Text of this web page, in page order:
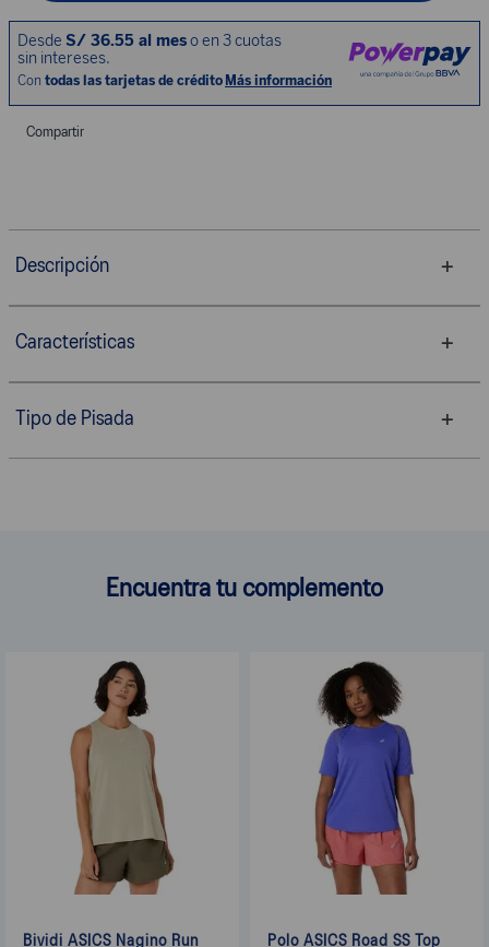
Compartir
Descripción
Características
Tipo de Pisada
Encuentra tu complemento
Bividi ASICS Nagino Run
Polo ASICS Road SS Top